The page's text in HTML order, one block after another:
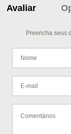
Avaliar
Preencha seus